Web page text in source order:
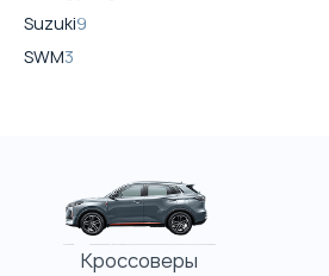
Suzuki9
SWM3
Кроссоверы